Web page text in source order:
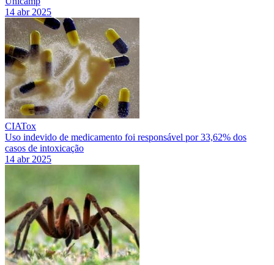
14 abr 2025
CIATox
Uso indevido de medicamento foi responsável por 33,62% dos
casos de intoxicação
14 abr 2025